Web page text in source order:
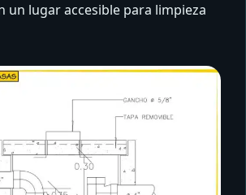
un lugar accesible para limpieza